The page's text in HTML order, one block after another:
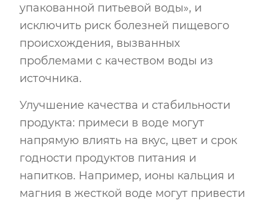
упакованной питьевой воды», и
исключить риск болезней пищевого
происхождения, вызванных
проблемами с качеством воды из
источника.
Улучшение качества и стабильности
продукта: примеси в воде могут
напрямую влиять на вкус, цвет и срок
годности продуктов питания и
напитков. Например, ионы кальция и
магния в жесткой воде могут привести